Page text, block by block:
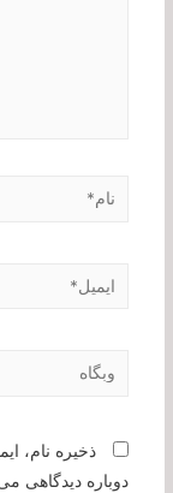
نام*
ایمیل*
وبگاه
ذخیره نام،
دوباره دیدگاهی